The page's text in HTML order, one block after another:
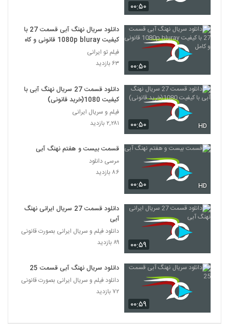
۰۰:۵۰
۰۰:۵۰
دانلود سریال نهنگ آبی قسمت 27 با
کیفیت 1080p bluray قانونی و کامل
فیلم تو ایرانی
۶۳ بازدید
۰۰:۵۰ HD
دانلود قسمت 27 سریال نهنگ آبی با
کیفیت 1080(خرید قانونی)
فیلم و سریال ایرانی
۲,۲۸۱ بازدید
۰۰:۵۰ HD
قسمت بیست و هفتم نهنگ آبی
مرسی دانلود
۸۶ بازدید
۰۰:۵۹
دانلود قسمت 27 سریال ایرانی نهنگ
آبی
دانلود فیلم و سریال ایرانی بصورت قانونی
۸۹ بازدید
۰۰:۵۹
دانلود سریال نهنگ آبی قسمت 25
دانلود فیلم و سریال ایرانی بصورت قانونی
۷۲ بازدید